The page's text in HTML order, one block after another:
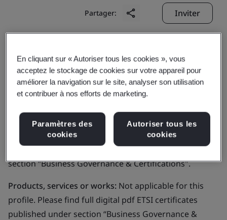
Partager: Inviter
GlobalSign NV/SA
Business scope:Not applicable for this profile. Please
find full digital pdf ETSI certificates published under
section “Business Governance & Certifications".
Products, services or works: Not applicable for this
profile. Please find full digital pdf ETSI certificates
published under section “Business Governance &
En cliquant sur « Autoriser tous les cookies », vous
acceptez le stockage de cookies sur votre appareil pour
améliorer la navigation sur le site, analyser son utilisation
et contribuer à nos efforts de marketing.
Paramètres des
cookies
Autoriser tous les
cookies